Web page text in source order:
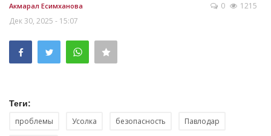
Акмарал Есимханова
Дек 30, 2025 - 15:07
0 1215
Теги:
проблемы Усолка безопасность Павлодар